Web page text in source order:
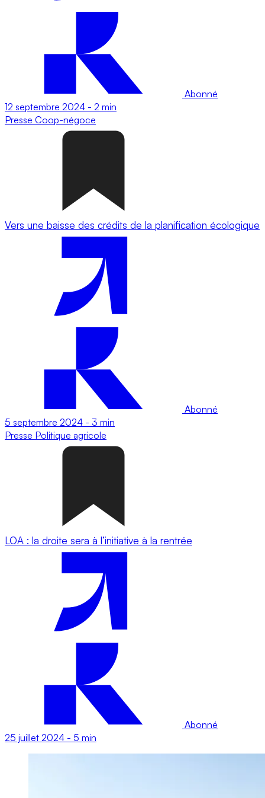
Abonné
12 septembre 2024 - 2 min
Presse Coop-négoce
Vers une baisse des crédits de la planification écologique
Abonné
5 septembre 2024 - 3 min
Presse Politique agricole
LOA : la droite sera à l’initiative à la rentrée
Abonné
25 juillet 2024 - 5 min